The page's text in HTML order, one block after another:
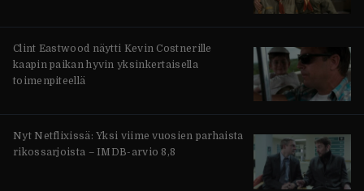
Clint Eastwood näytti Kevin Costnerille
kaapin paikan hyvin yksinkertaisella
toimenpiteellä
Nyt Netflixissä: Yksi viime vuosien parhaista
rikossarjoista – IMDB-arvio 8,8